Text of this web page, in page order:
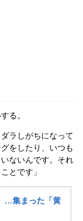
る。
ラしがちになって
をしたり、いつも
ないんです。それ
とです」
…集まった「黄